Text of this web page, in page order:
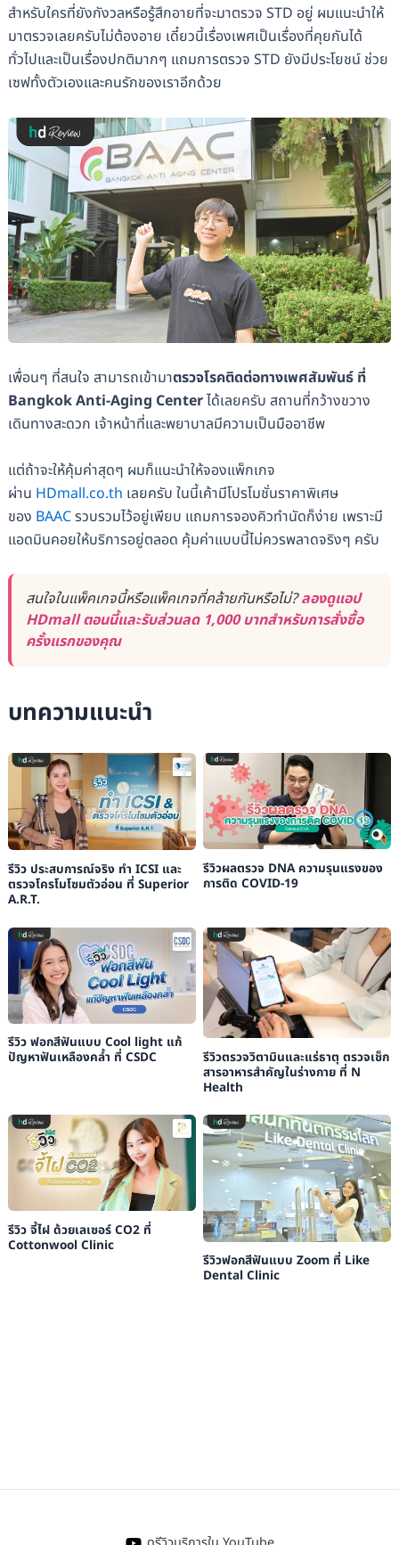
สำหรับใครที่ยังกังวลหรือรู้สึกอายที่จะมาตรวจ STD อยู่ ผมแนะนำให้
มาตรวจเลยครับไม่ต้องอาย เดี๋ยวนี้เรื่องเพศเป็นเรื่องที่คุยกันได้
ทั่วไปและเป็นเรื่องปกติมากๆ แถมการตรวจ STD ยังมีประโยชน์ ช่วย
เซฟทั้งตัวเองและคนรักของเราอีกด้วย
เพื่อนๆ ที่สนใจ สามารถเข้ามาตรวจโรคติดต่อทางเพศสัมพันธ์ ที่
Bangkok Anti-Aging Centerได้เลยครับ สถานที่กว้างขวาง
เดินทางสะดวก เจ้าหน้าที่และพยาบาลมีความเป็นมืออาชีพ
แต่ถ้าจะให้คุ้มค่าสุดๆ ผมก็แนะนำให้จองแพ็กเกจ
ผ่าน HDmall.co.th เลยครับ ในนี้เค้ามีโปรโมชั่นราคาพิเศษ
ของ BAACรวบรวมไว้อยู่เพียบ แถมการจองคิวทำนัดก็ง่าย เพราะมี
แอดมินคอยให้บริการอยู่ตลอด คุ้มค่าแบบนี้ไม่ควรพลาดจริงๆ ครับ
สนใจในแพ็คเกจนี้หรือแพ็คเกจที่คล้ายกันหรือไม่?ลองดูแอป
HDmall ตอนนี้และรับส่วนลด 1,000 บาทสำหรับการสั่งซื้อ
ครั้งแรกของคุณ
บทความแนะนำ
รีวิว ประสบการณ์จริง ทำ ICSI และ
ตรวจโครโมโซมตัวอ่อน ที่ Superior
A.R.T.
รีวิวผลตรวจ DNA ความรุนแรงของ
การติด COVID-19
รีวิว ฟอกสีฟันแบบ Cool light แก้
ปัญหาฟันเหลืองคล้ำ ที่ CSDC
รีวิวตรวจวิตามินและแร่ธาตุ ตรวจเช็ก
สารอาหารสำคัญในร่างกาย ที่ N
Health
รีวิว จี้ไฝ ด้วยเลเซอร์ CO2 ที่
Cottonwool Clinic
รีวิวฟอกสีฟันแบบ Zoom ที่ Like
Dental Clinic